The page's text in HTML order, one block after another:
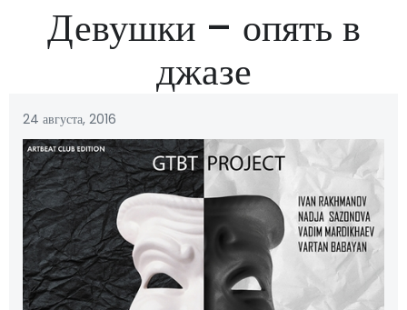
Девушки – опять в
джазе
24 августа, 2016